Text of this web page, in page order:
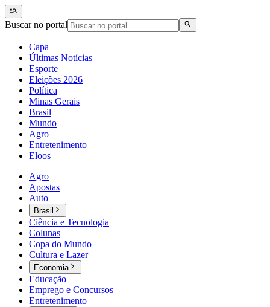
Buscar no portal
Capa
Últimas Notícias
Esporte
Eleições 2026
Política
Minas Gerais
Brasil
Mundo
Agro
Entretenimento
Eloos
Agro
Apostas
Auto
Brasil
Ciência e Tecnologia
Colunas
Copa do Mundo
Cultura e Lazer
Economia
Educação
Emprego e Concursos
Entretenimento